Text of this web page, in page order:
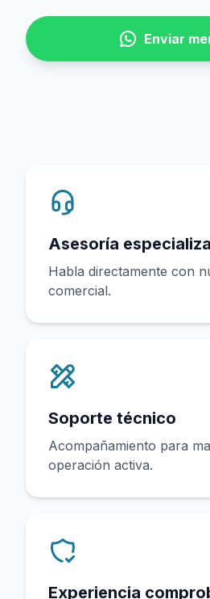
Enviar
Asesoría
Habla directamente con
comercial.
Soporte técnico
Acompañamiento para
operación activa.
Experiencia